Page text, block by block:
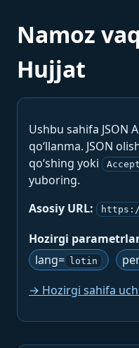
Namoz
Hujjat
Ushbu sahifa JSON
qo‘llanma. JSON
qo‘shing yoki
yuboring.
Asosiy URL:
Hozirgi
lang= lotin
→ Hozirgi sahifa